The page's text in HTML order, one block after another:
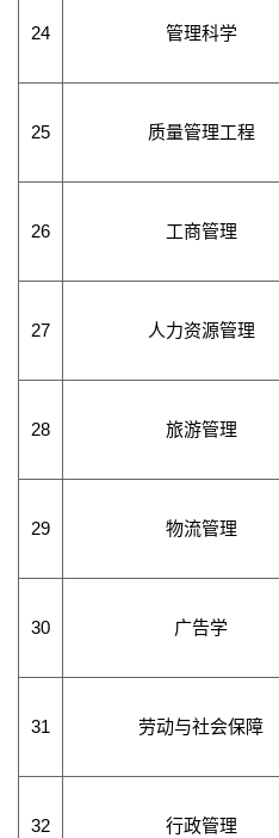
24 管理科学
25
质量管理工程
26 工商管理
27 人力资源管理
28 旅游管理
29 物流管理
30
广告学
31 劳动与社会保障
32 行政管理